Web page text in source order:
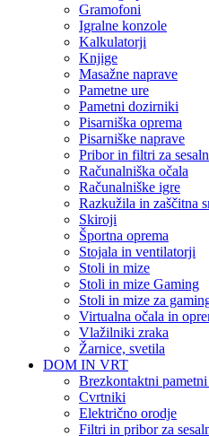
Gramofoni
Igralne konzole
Kalkulatorji
Knjige
Masažne naprave
Pametne ure
Pametni dozirniki
Pisarniška oprema
Pisarniške naprave
Pribor in filtri za
Računalniška očala
Računalniške igre
Razkužila in zaščitna
Skiroji
Športna oprema
Stojala in ventilatorji
Stoli in mize
Stoli in mize Gaming
Stoli in mize za
Virtualna očala in
Vlažilniki zraka
Žarnice, svetila
DOM IN VRT
Brezkontaktni
Cvrtniki
Električno orodje
Filtri in pribor za